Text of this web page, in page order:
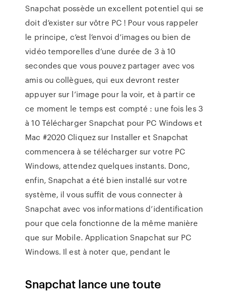
Snapchat possède un excellent potentiel qui se
doit d’exister sur vôtre PC ! Pour vous rappeler
le principe, c’est l’envoi d’images ou bien de
vidéo temporelles d’une durée de 3 à 10
secondes que vous pouvez partager avec vos
amis ou collègues, qui eux devront rester
appuyer sur l’image pour la voir, et à partir ce
ce moment le temps est compté : une fois les 3
à 10 Télécharger Snapchat pour PC Windows et
Mac #2020 Cliquez sur Installer et Snapchat
commencera à se télécharger sur votre PC
Windows, attendez quelques instants. Donc,
enfin, Snapchat a été bien installé sur votre
système, il vous suffit de vous connecter à
Snapchat avec vos informations d’identification
pour que cela fonctionne de la même manière
que sur Mobile. Application Snapchat sur PC
Windows. Il est à noter que, pendant le
Snapchat lance une toute